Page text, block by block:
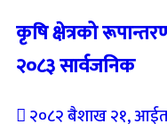
कृषि क्षेत्रको
२०८३ सार्वजनिक
२०८२ बैशाख २१,